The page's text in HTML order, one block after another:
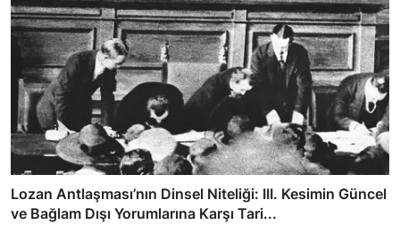
Lozan Antlaşması’nın Dinsel Niteliği: III. Kesimin Güncel
ve Bağlam Dışı Yorumlarına Karşı Tari...